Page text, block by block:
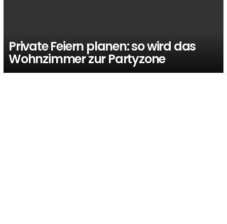
Private Feiern planen: so wird das
Wohnzimmer zur Partyzone